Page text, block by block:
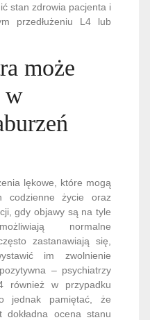
stan zdrowia pacjenta i
przedłużeniu L4 lub
może
w
lękowe, które mogą
codzienne życie oraz
gdy objawy są na tyle
normalne
zastanawiają się,
im zwolnienie
– psychiatrzy
również w przypadku
jednak pamiętać, że
dokładna ocena stanu